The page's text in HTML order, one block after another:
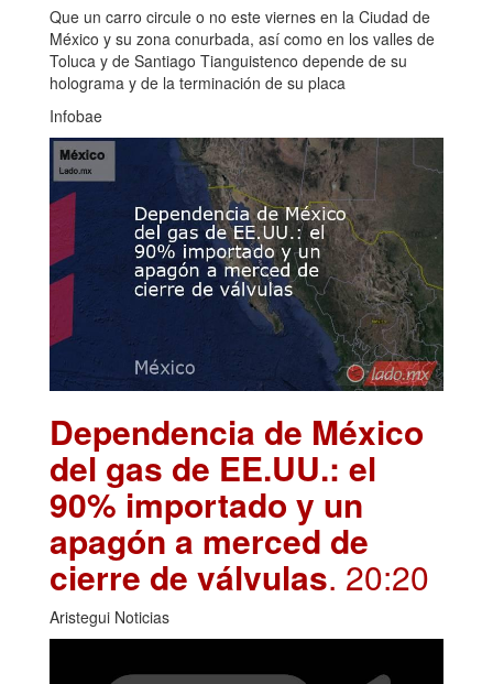
Que un carro circule o no este viernes en la Ciudad de
México y su zona conurbada, así como en los valles de
Toluca y de Santiago Tianguistenco depende de su
holograma y de la terminación de su placa
Infobae
Dependencia de México
del gas de EE.UU.: el
90% importado y un
apagón a merced de
cierre de válvulas. 20:20
Aristegui Noticias